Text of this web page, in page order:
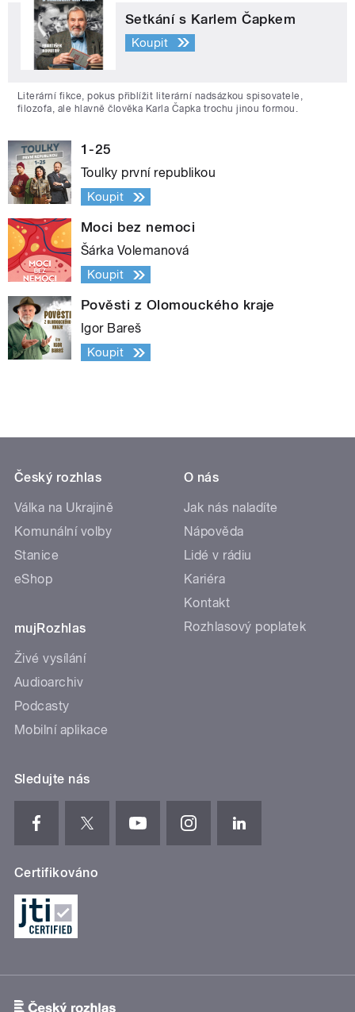
Setkání s Karlem Čapkem
Koupit
Literární fikce, pokus přiblížit literární nadsázkou spisovatele,
filozofa, ale hlavně člověka Karla Čapka trochu jinou formou.
1-25
Toulky první republikou
Koupit
Moci bez nemoci
Šárka Volemanová
Koupit
Pověsti z Olomouckého kraje
Igor Bareš
Koupit
Český rozhlas
Válka na Ukrajině
Komunální volby
Stanice
eShop
mujRozhlas
Živé vysílání
Audioarchiv
Podcasty
Mobilní aplikace
O nás
Jak nás naladíte
Nápověda
Lidé v rádiu
Kariéra
Kontakt
Rozhlasový poplatek
Sledujte nás
Certifikováno